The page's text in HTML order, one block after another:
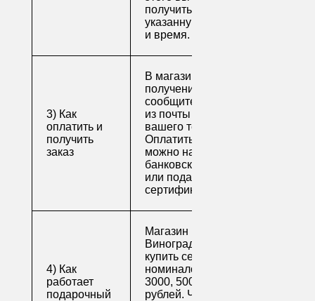
получить свой заказ в
указанную вами дату
и время.
3) Как
оплатить и
получить
заказ
В магазине для
получения заказа
сообщите его номер
из почты или номер
вашего телефона.
Оплатить заказ
можно наличными,
банковской картой
или подарочным
сертификатом.
4) Как
работает
подарочный
Магазин напитков
Виноград предлагает
купить сертификаты
номиналом 500, 1000,
3000, 5000 и 10000
рублей. Читайте